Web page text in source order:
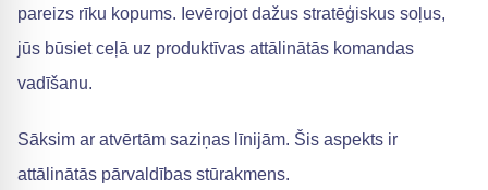
pareizs rīku kopums. Ievērojot dažus stratēģiskus soļus,
jūs būsiet ceļā uz produktīvas attālinātās komandas
vadīšanu.
Sāksim ar atvērtām saziņas līnijām. Šis aspekts ir
attālinātās pārvaldības stūrakmens.